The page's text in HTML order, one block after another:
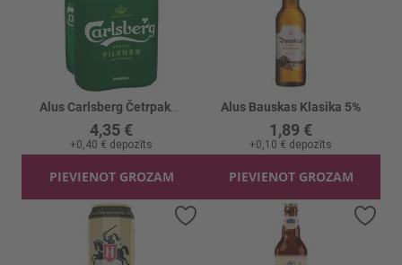
4,35 €
+0,40 € depozīts
PIEVIENOT GROZAM
Alus Bauskas Klasika 5%
1,89 €
+0,10 € depozīts
PIEVIENOT GROZAM
Pievienot vēlmju sarakstam